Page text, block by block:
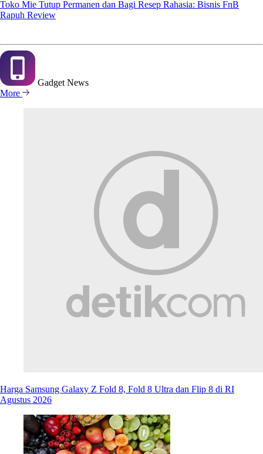
Toko Mie Tutup Permanen dan Bagi Resep Rahasia: Bisnis FnB
Rapuh Review
Gadget News
More
Harga Samsung Galaxy Z Fold 8, Fold 8 Ultra dan Flip 8 di RI
Agustus 2026